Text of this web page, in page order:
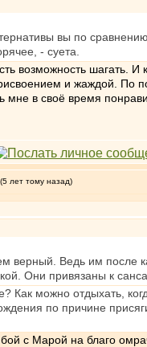
вы по
- суета.
возможность шагать.
и жаждой. По
мне в своё время
лет тому назад)
верный. Ведь им после
Они привязаны к
Как можно отдыхать,
по причине
с Марой на благо